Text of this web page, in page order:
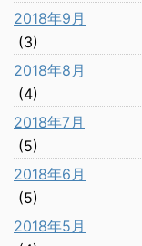
2018年9月
(3)
2018年8月
(4)
2018年7月
(5)
2018年6月
(5)
2018年5月